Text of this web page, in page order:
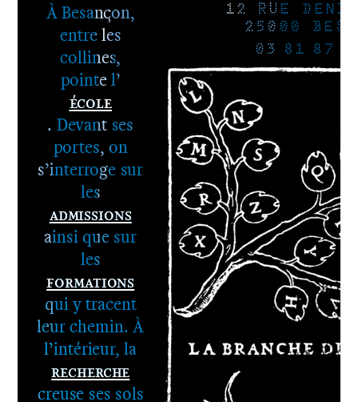
À Besançon,
entre les
collines,
pointe l’
École
. Devant ses
portes, on
s’interroge sur
les
Admissions
ainsi que sur
les
Formations
1er cycle -
qui y tracent
leur chemin. À
l’intérieur, la
Recherche
creuse ses sols
12 RUE
25000
03 81 87